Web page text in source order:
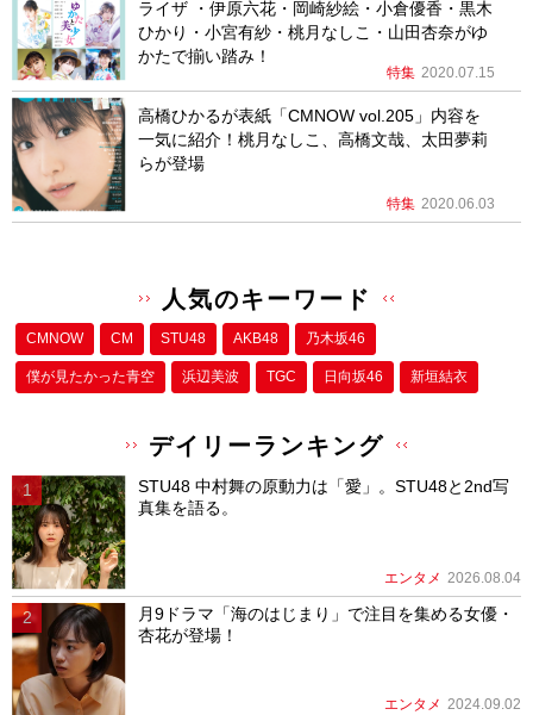
ライザ ・伊原六花・岡崎紗絵・小倉優香・黒木
ひかり・小宮有紗・桃月なしこ・山田杏奈がゆ
かたで揃い踏み！
特集 2020.07.15
高橋ひかるが表紙「CMNOW vol.205」内容を
一気に紹介！桃月なしこ、高橋文哉、太田夢莉
らが登場
特集 2020.06.03
人気のキーワード
CMNOW CM STU48 AKB48 乃木坂46
僕が⾒たかった⻘空 浜辺美波 TGC 日向坂46 新垣結衣
デイリーランキング
STU48 中村舞の原動力は「愛」。STU48と2nd写
真集を語る。
エンタメ 2026.08.04
月9ドラマ「海のはじまり」で注目を集める女優・
杏花が登場！
エンタメ 2024.09.02